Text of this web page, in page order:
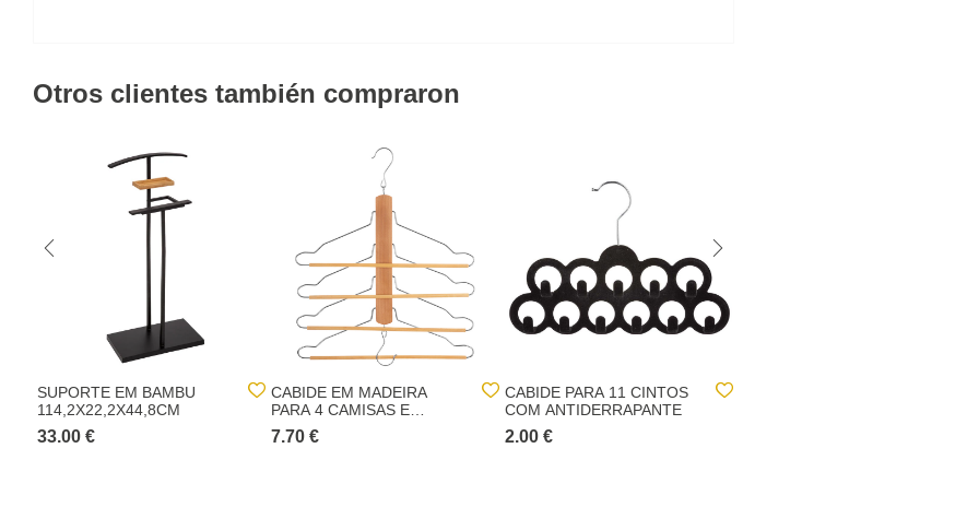
Otros clientes también compraron
SUPORTE EM BAMBU
114,2X22,2X44,8CM
33.00 €
CABIDE EM MADEIRA
PARA 4 CAMISAS E
CALÇAS
7.70 €
CABIDE PARA 11 CINTOS
COM ANTIDERRAPANTE
2.00 €